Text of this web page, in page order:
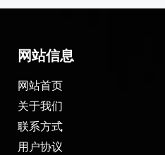
网站信息
网站首页
关于我们
联系方式
用户协议